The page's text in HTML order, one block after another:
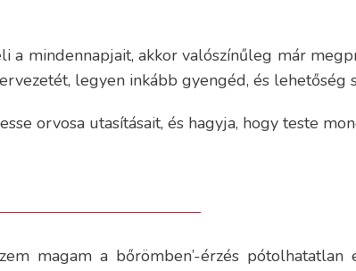
mindennapjait, akkor valószínűleg már
legyen inkább gyengéd, és
orvosa utasításait, és hagyja, hogy teste
magam a bőrömben’-érzés